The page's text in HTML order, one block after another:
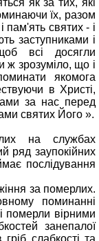
як за тих, які
їх, разом
пам'ять святих - і
заступниками і
всі досягли
ж зрозуміло, що і
якомога
в Христі,
за нас перед
святих Його ».
на службах
ряд заупокійних
послідування
за померлих.
поминанні
померли вірними
занепалої
слабкості та